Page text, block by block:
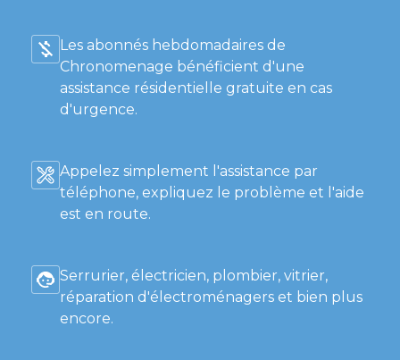
Les abonnés hebdomadaires de
Chronomenage bénéficient d'une
assistance résidentielle gratuite en cas
d'urgence.
Appelez simplement l'assistance par
téléphone, expliquez le problème et l'aide
est en route.
Serrurier, électricien, plombier, vitrier,
réparation d'électroménagers et bien plus
encore.